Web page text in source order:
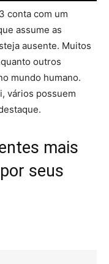
conta com um
assume as
ausente. Muitos
outros
mundo humano.
vários possuem
mais
seus